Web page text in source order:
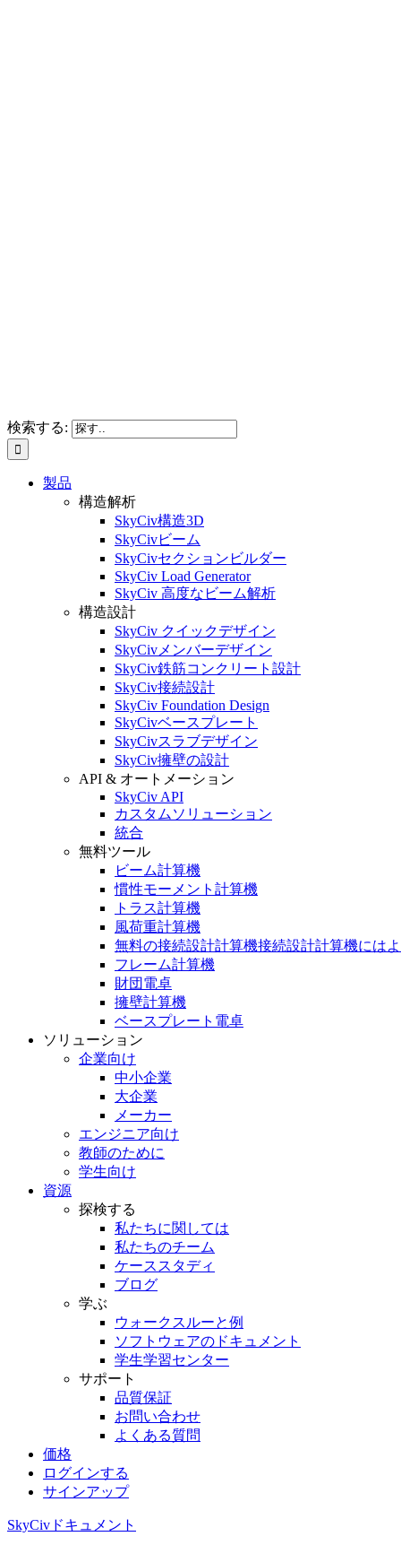
検索する:
製品
構造解析
SkyCiv構造3D
SkyCivビーム
SkyCivセクションビルダー
SkyCiv Load Generator
SkyCiv 高度なビーム解析
構造設計
SkyCiv クイックデザイン
SkyCivメンバーデザイン
SkyCiv鉄筋コンクリート設計
SkyCiv接続設計
SkyCiv Foundation Design
SkyCivベースプレート
SkyCivスラブデザイン
SkyCiv擁壁の設計
API & オートメーション
SkyCiv API
カスタムソリューション
統合
無料ツール
ビーム計算機
慣性モーメント計算機
トラス計算機
風荷重計算機
無料の接続設計計算機接続設計計算機には
フレーム計算機
財団電卓
擁壁計算機
ベースプレート電卓
ソリューション
企業向け
中小企業
大企業
メーカー
エンジニア向け
教師のために
学生向け
資源
探検する
私たちに関しては
私たちのチーム
ケーススタディ
ブログ
学ぶ
ウォークスルーと例
ソフトウェアのドキュメント
学生学習センター
サポート
品質保証
お問い合わせ
よくある質問
価格
ログインする
サインアップ
SkyCivドキュメント